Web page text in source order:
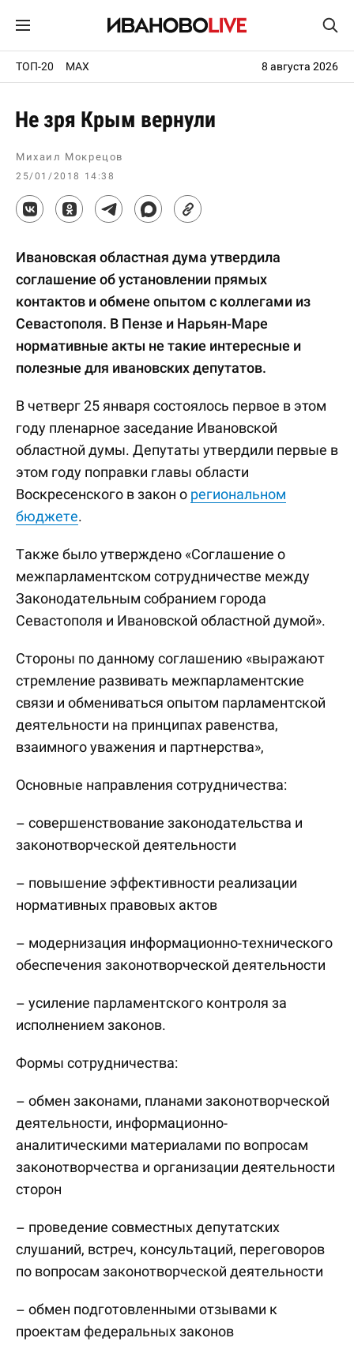
ТОП-20 MAX 8 августа 2026
Не зря Крым вернули
Михаил Мокрецов
25/01/2018 14:38
Ивановская областная дума утвердила
соглашение об установлении прямых
контактов и обмене опытом с коллегами из
Севастополя. В Пензе и Нарьян-Маре
нормативные акты не такие интересные и
полезные для ивановских депутатов.
В четверг 25 января состоялось первое в этом
году пленарное заседание Ивановской
областной думы. Депутаты утвердили первые в
этом году поправки главы области
Воскресенского в закон о региональном
бюджете.
Также было утверждено «Соглашение о
межпарламентском сотрудничестве между
Законодательным собранием города
Севастополя и Ивановской областной думой».
Стороны по данному соглашению «выражают
стремление развивать межпарламентские
связи и обмениваться опытом парламентской
деятельности на принципах равенства,
взаимного уважения и партнерства»,
Основные направления сотрудничества:
– совершенствование законодательства и
законотворческой деятельности
– повышение эффективности реализации
нормативных правовых актов
– модернизация информационно-технического
обеспечения законотворческой деятельности
– усиление парламентского контроля за
исполнением законов.
Формы сотрудничества:
– обмен законами, планами законотворческой
деятельности, информационно-
аналитическими материалами по вопросам
законотворчества и организации деятельности
сторон
– проведение совместных депутатских
слушаний, встреч, консультаций, переговоров
по вопросам законотворческой деятельности
– обмен подготовленными отзывами к
проектам федеральных законов